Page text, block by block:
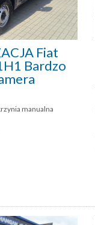
Fiat
Bardzo
manualna